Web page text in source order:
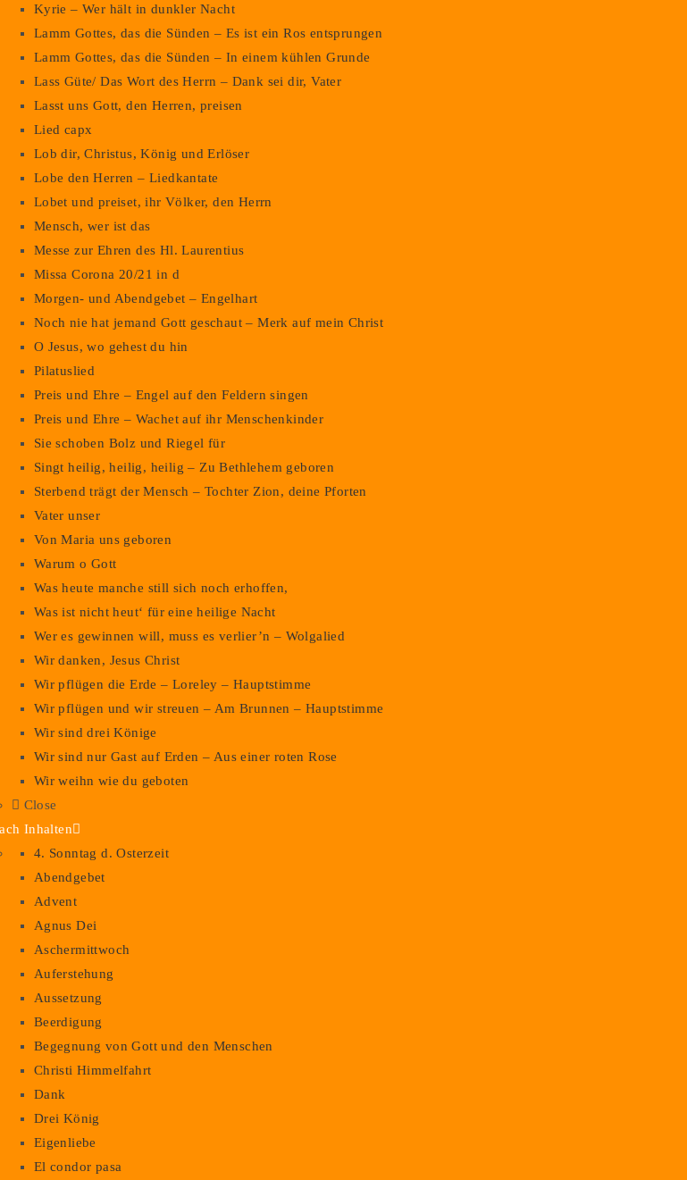
Kyrie – Wer hält in dunkler Nacht
Lamm Gottes, das die Sünden – Es ist ein Ros entsprungen
Lamm Gottes, das die Sünden – In einem kühlen Grunde
Lass Güte/ Das Wort des Herrn – Dank sei dir, Vater
Lasst uns Gott, den Herren, preisen
Lied capx
Lob dir, Christus, König und Erlöser
Lobe den Herren – Liedkantate
Lobet und preiset, ihr Völker, den Herrn
Mensch, wer ist das
Messe zur Ehren des Hl. Laurentius
Missa Corona 20/21 in d
Morgen- und Abendgebet – Engelhart
Noch nie hat jemand Gott geschaut – Merk auf mein Christ
O Jesus, wo gehest du hin
Pilatuslied
Preis und Ehre – Engel auf den Feldern singen
Preis und Ehre – Wachet auf ihr Menschenkinder
Sie schoben Bolz und Riegel für
Singt heilig, heilig, heilig – Zu Bethlehem geboren
Sterbend trägt der Mensch – Tochter Zion, deine Pforten
Vater unser
Von Maria uns geboren
Warum o Gott
Was heute manche still sich noch erhoffen,
Was ist nicht heut‘ für eine heilige Nacht
Wer es gewinnen will, muss es verlier’n – Wolgalied
Wir danken, Jesus Christ
Wir pflügen die Erde – Loreley – Hauptstimme
Wir pflügen und wir streuen – Am Brunnen – Hauptstimme
Wir sind drei Könige
Wir sind nur Gast auf Erden – Aus einer roten Rose
Wir weihn wie du geboten
Close
Inhalten
4. Sonntag d. Osterzeit
Abendgebet
Advent
Agnus Dei
Aschermittwoch
Auferstehung
Aussetzung
Beerdigung
Begegnung von Gott und den Menschen
Christi Himmelfahrt
Dank
Drei König
Eigenliebe
El condor pasa